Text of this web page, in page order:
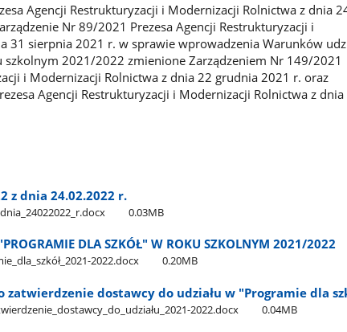
Agencji Restrukturyzacji i Modernizacji Rolnictwa z dnia
Nr 89/2021 Prezesa Agencji Restrukturyzacji i
31 sierpnia 2021 r. w sprawie wprowadzenia Warunków
szkolnym 2021/2022 zmienione Zarządzeniem Nr 149/2021
i Modernizacji Rolnictwa z dnia 22 grudnia 2021 r. oraz
Agencji Restrukturyzacji i Modernizacji Rolnictwa z dnia
z dnia 24.02.2022 r.
0.03MB
DLA SZKÓŁ" W ROKU SZKOLNYM 2021/2022
2022.docx 0.20MB
zatwierdzenie dostawcy do udziału w "Programie dla
2022.docx 0.04MB